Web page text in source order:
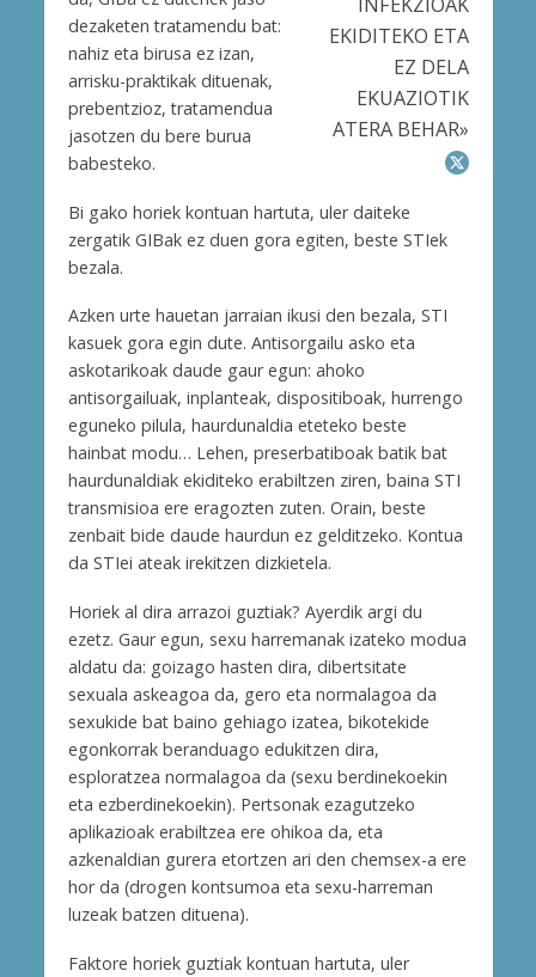
EKIDITEKO ETA
EZ DELA
EKUAZIOTIK
ATERA BEHAR»
dezaketen tratamendu bat:
nahiz eta birusa ez izan,
arrisku-praktikak dituenak,
prebentzioz, tratamendua
jasotzen du bere burua
babesteko.
Bi gako horiek kontuan hartuta, uler daiteke
zergatik GIBak ez duen gora egiten, beste STIek
bezala.
Azken urte hauetan jarraian ikusi den bezala, STI
kasuek gora egin dute. Antisorgailu asko eta
askotarikoak daude gaur egun: ahoko
antisorgailuak, inplanteak, dispositiboak, hurrengo
eguneko pilula, haurdunaldia eteteko beste
hainbat modu… Lehen, preserbatiboak batik bat
haurdunaldiak ekiditeko erabiltzen ziren, baina STI
transmisioa ere eragozten zuten. Orain, beste
zenbait bide daude haurdun ez gelditzeko. Kontua
da STIei ateak irekitzen dizkietela.
Horiek al dira arrazoi guztiak? Ayerdik argi du
ezetz. Gaur egun, sexu harremanak izateko modua
aldatu da: goizago hasten dira, dibertsitate
sexuala askeagoa da, gero eta normalagoa da
sexukide bat baino gehiago izatea, bikotekide
egonkorrak beranduago edukitzen dira,
esploratzea normalagoa da (sexu berdinekoekin
eta ezberdinekoekin). Pertsonak ezagutzeko
aplikazioak erabiltzea ere ohikoa da, eta
azkenaldian gurera etortzen ari den chemsex-a ere
hor da (drogen kontsumoa eta sexu-harreman
luzeak batzen dituena).
Faktore horiek guztiak kontuan hartuta, uler